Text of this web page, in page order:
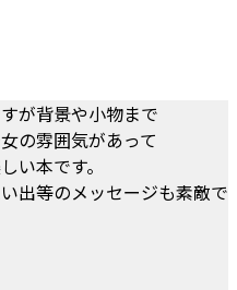
が背景や小物まで
の雰囲気があって
い本です。
出等のメッセージも素敵で